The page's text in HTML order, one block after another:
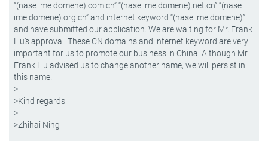
“(nase ime domene).com.cn” “(nase ime domene).net.cn” “(nase
ime domene).org.cn” and internet keyword “(nase ime domene)”
and have submitted our application. We are waiting for Mr. Frank
Liu’s approval. These CN domains and internet keyword are very
important for us to promote our business in China. Although Mr.
Frank Liu advised us to change another name, we will persist in
this name.
>
>Kind regards
>
>Zhihai Ning